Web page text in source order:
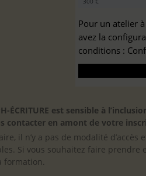
Pour un atelier
avez la
conditions :
ÉCRITURE est sensible à
contacter en amont de votre
il n’y a pas de modalité
Si vous souhaitez faire
formation.